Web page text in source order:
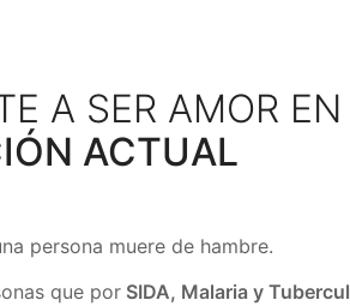
A SER AMOR
ACTUAL
persona muere de hambre.
que por SIDA, Malaria y